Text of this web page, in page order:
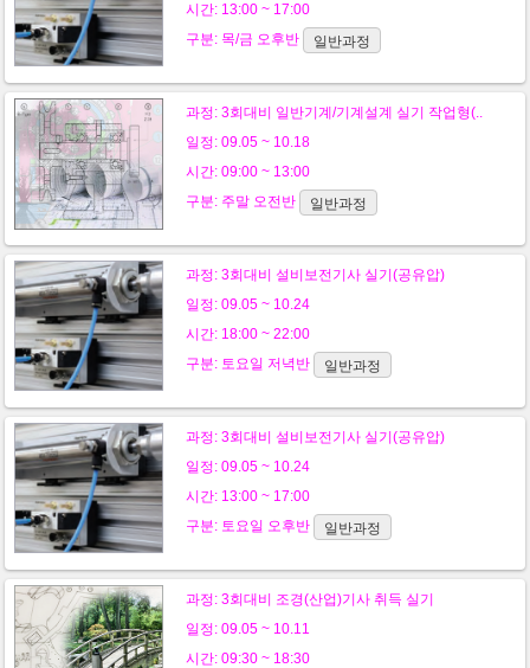
시간: 13:00 ~ 17:00
구분: 목/금 오후반 일반과정
과정: 3회대비 일반기계/기계설계 실기 작업형(..
일정: 09.05 ~ 10.18
시간: 09:00 ~ 13:00
구분: 주말 오전반 일반과정
과정: 3회대비 설비보전기사 실기(공유압)
일정: 09.05 ~ 10.24
시간: 18:00 ~ 22:00
구분: 토요일 저녁반 일반과정
과정: 3회대비 설비보전기사 실기(공유압)
일정: 09.05 ~ 10.24
시간: 13:00 ~ 17:00
구분: 토요일 오후반 일반과정
과정: 3회대비 조경(산업)기사 취득 실기
일정: 09.05 ~ 10.11
시간: 09:30 ~ 18:30